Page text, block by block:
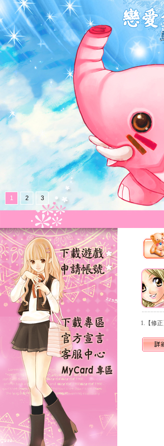
1 2 3
1.【修